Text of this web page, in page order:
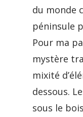
du monde
péninsule
Pour ma
mystère
mixité
dessous.
sous le